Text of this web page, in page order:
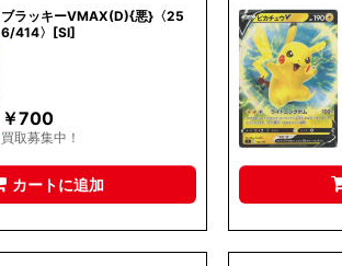
ブラッキーVMAX(D){悪}〈25
6/414〉[SI]
￥700
買取募集中！
カートに追加